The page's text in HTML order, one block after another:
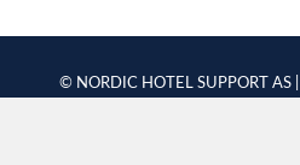
© NORDIC HOTEL SUPPORT AS